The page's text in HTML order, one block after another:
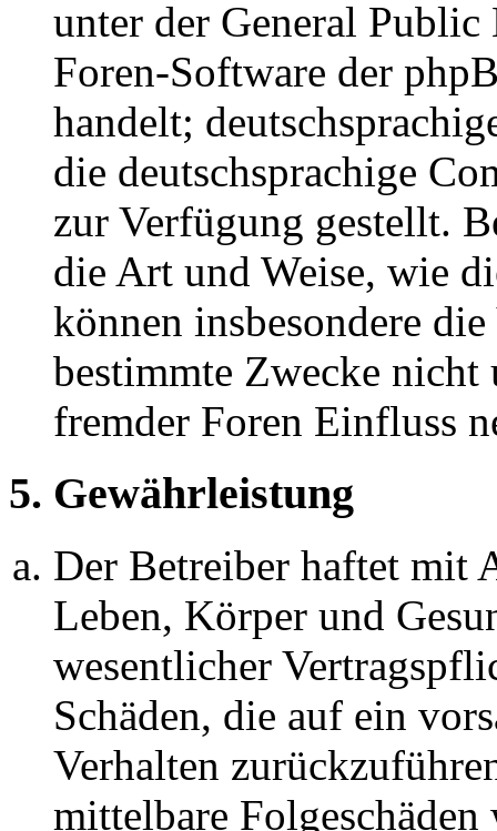
unter der General
Foren-Software der
handelt;
die deutschsprachige
zur Verfügung gestellt.
die Art und Weise, wie
können insbesondere
bestimmte Zwecke nicht
fremder Foren Einfluss
5. Gewährleistung
Der Betreiber haftet mit
Leben, Körper und
wesentlicher
Schäden, die auf ein
Verhalten
mittelbare Folgeschäden